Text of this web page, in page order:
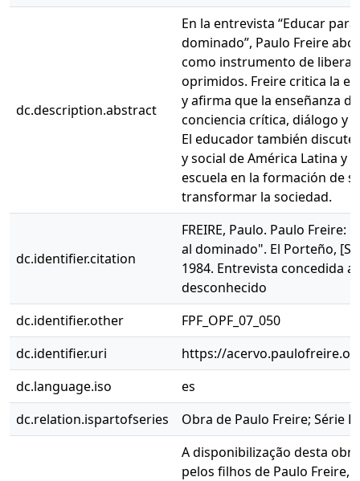
dc.description.abstract
En la entrevista “Educar
dominado”, Paulo Freire
como instrumento de
oprimidos. Freire critica la
y afirma que la enseñanza
conciencia crítica, diálogo y
El educador también
y social de América Latina y
escuela en la formación de
transformar la sociedad.
dc.identifier.citation
FREIRE, Paulo. Paulo Freire:
al dominado". El Porteño,
1984. Entrevista concedida
desconhecido
dc.identifier.other
FPF_OPF_07_050
dc.identifier.uri
https://
dc.language.iso
es
dc.relation.ispartofseries
Obra de Paulo Freire; Série
A disponibilização desta
pelos filhos de Paulo Freire,